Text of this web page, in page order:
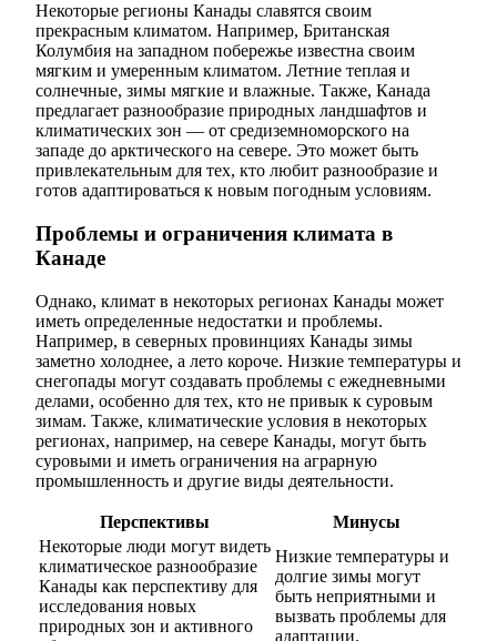
Некоторые регионы Канады славятся своим
прекрасным климатом. Например, Британская
Колумбия на западном побережье известна своим
мягким и умеренным климатом. Летние теплая и
солнечные, зимы мягкие и влажные. Также, Канада
предлагает разнообразие природных ландшафтов и
климатических зон — от средиземноморского на
западе до арктического на севере. Это может быть
привлекательным для тех, кто любит разнообразие и
готов адаптироваться к новым погодным условиям.
Проблемы и ограничения климата в
Канаде
Однако, климат в некоторых регионах Канады может
иметь определенные недостатки и проблемы.
Например, в северных провинциях Канады зимы
заметно холоднее, а лето короче. Низкие температуры и
снегопады могут создавать проблемы с ежедневными
делами, особенно для тех, кто не привык к суровым
зимам. Также, климатические условия в некоторых
регионах, например, на севере Канады, могут быть
суровыми и иметь ограничения на аграрную
промышленность и другие виды деятельности.
Перспективы
Минусы
Некоторые люди могут видеть
климатическое разнообразие
Канады как перспективу для
исследования новых
природных зон и активного
Низкие температуры и
долгие зимы могут
быть неприятными и
вызвать проблемы для
адаптации.